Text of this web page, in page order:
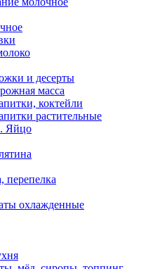
и десерты
масса
коктейли
растительные
Яйцо
перепелка
охлажденные